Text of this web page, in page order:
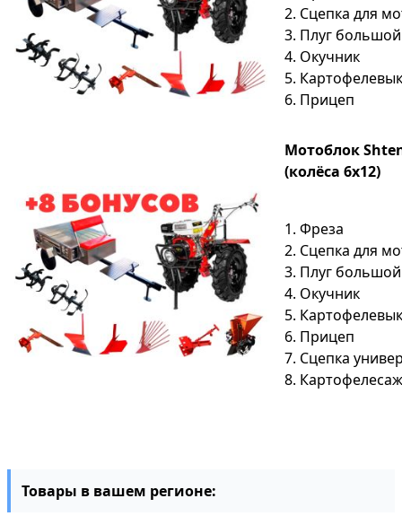
2. Сцепка для
3. Плуг большой
4. Окучник
5.
6. Прицеп
Мотоблок
(колёса 6х12)
1. Фреза
2. Сцепка для
3. Плуг большой
4. Окучник
5.
6. Прицеп
7. Сцепка
8.
Товары в вашем регионе: